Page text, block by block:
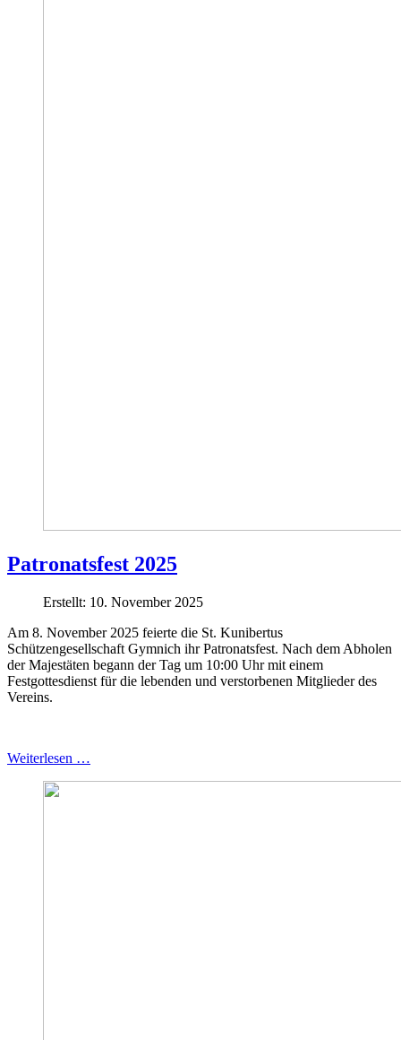
Patronatsfest 2025
Erstellt: 10. November 2025
Am 8. November 2025 feierte die St. Kunibertus
Schützengesellschaft Gymnich ihr Patronatsfest. Nach dem Abholen
der Majestäten begann der Tag um 10:00 Uhr mit einem
Festgottesdienst für die lebenden und verstorbenen Mitglieder des
Vereins.
Weiterlesen …